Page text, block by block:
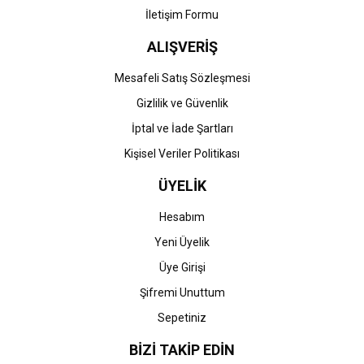
İletişim Formu
ALIŞVERİŞ
Mesafeli Satış Sözleşmesi
Gizlilik ve Güvenlik
İptal ve İade Şartları
Kişisel Veriler Politikası
ÜYELİK
Hesabım
Yeni Üyelik
Üye Girişi
Şifremi Unuttum
Sepetiniz
BİZİ TAKİP EDİN